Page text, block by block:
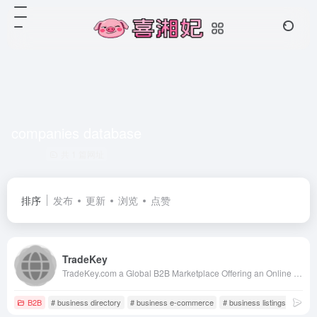
排序 发布 更新 浏览 点赞
TradeKey
B2B # business directory # business e-commerce # business listings